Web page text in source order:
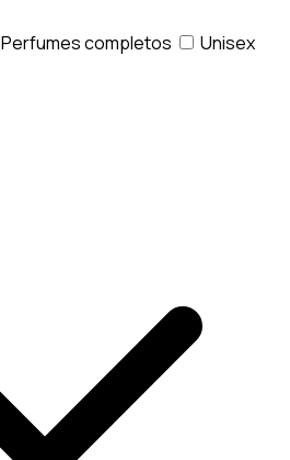
Perfumes completos Unisex